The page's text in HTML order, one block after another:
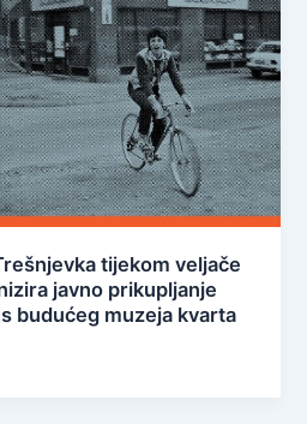
tijekom veljače
javno prikupljanje
budućeg muzeja kvarta